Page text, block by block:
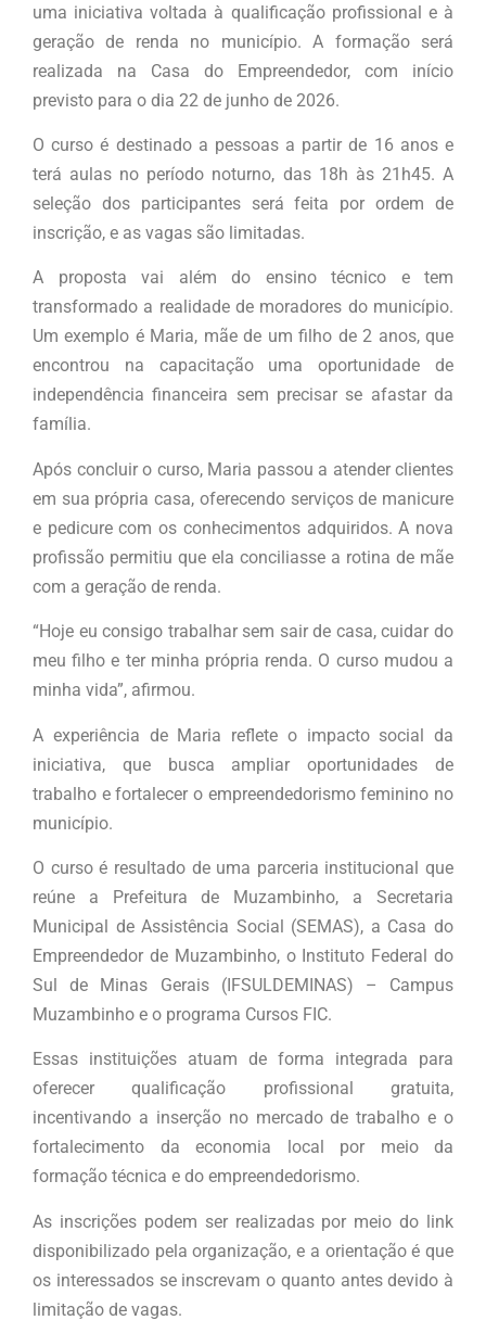
uma iniciativa voltada à qualificação profissional e à
geração de renda no município. A formação será
realizada na Casa do Empreendedor, com início
previsto para o dia 22 de junho de 2026.
O curso é destinado a pessoas a partir de 16 anos e
terá aulas no período noturno, das 18h às 21h45. A
seleção dos participantes será feita por ordem de
inscrição, e as vagas são limitadas.
A proposta vai além do ensino técnico e tem
transformado a realidade de moradores do município.
Um exemplo é Maria, mãe de um filho de 2 anos, que
encontrou na capacitação uma oportunidade de
independência financeira sem precisar se afastar da
família.
Após concluir o curso, Maria passou a atender clientes
em sua própria casa, oferecendo serviços de manicure
e pedicure com os conhecimentos adquiridos. A nova
profissão permitiu que ela conciliasse a rotina de mãe
com a geração de renda.
“Hoje eu consigo trabalhar sem sair de casa, cuidar do
meu filho e ter minha própria renda. O curso mudou a
minha vida”, afirmou.
A experiência de Maria reflete o impacto social da
iniciativa, que busca ampliar oportunidades de
trabalho e fortalecer o empreendedorismo feminino no
município.
O curso é resultado de uma parceria institucional que
reúne a Prefeitura de Muzambinho, a Secretaria
Municipal de Assistência Social (SEMAS), a Casa do
Empreendedor de Muzambinho, o Instituto Federal do
Sul de Minas Gerais (IFSULDEMINAS) – Campus
Muzambinho e o programa Cursos FIC.
Essas instituições atuam de forma integrada para
oferecer qualificação profissional gratuita,
incentivando a inserção no mercado de trabalho e o
fortalecimento da economia local por meio da
formação técnica e do empreendedorismo.
As inscrições podem ser realizadas por meio do link
disponibilizado pela organização, e a orientação é que
os interessados se inscrevam o quanto antes devido à
limitação de vagas.